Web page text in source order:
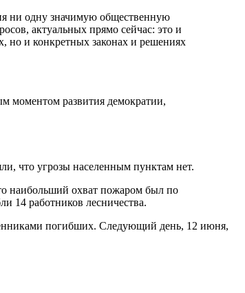
ни одну значимую общественную
актуальных прямо сейчас: это и
но и конкретных законах и решениях
моментом развития демократии,
что угрозы населенным пунктам нет.
наибольший охват пожаром был по
14 работников лесничества.
погибших. Следующий день, 12 июня,